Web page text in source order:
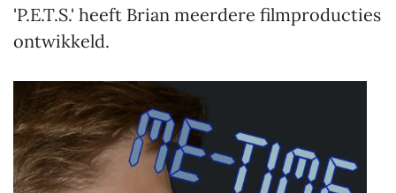
'P.E.T.S.' heeft Brian meerdere filmproducties
ontwikkeld.